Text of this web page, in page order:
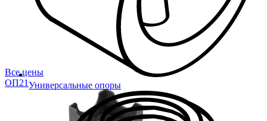
Универсальные опоры
Все цены
ОП21